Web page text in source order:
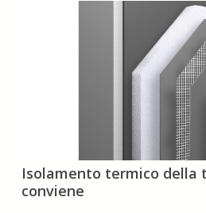
Isolamento
termico
della
Isolamento termico della
conviene